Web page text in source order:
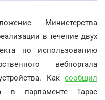
Министерства
в течение двух
по использованию
вебпортала
Как сообщил
в парламенте Тарас